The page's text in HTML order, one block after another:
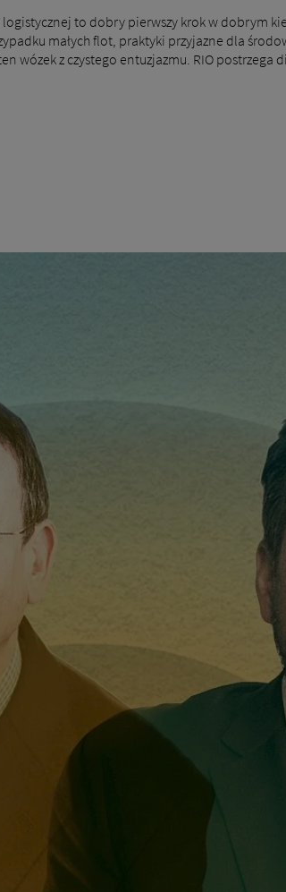
to dobry pierwszy krok w dobrym
małych flot, praktyki przyjazne dla
wózek z czystego entuzjazmu. RIO postrzega